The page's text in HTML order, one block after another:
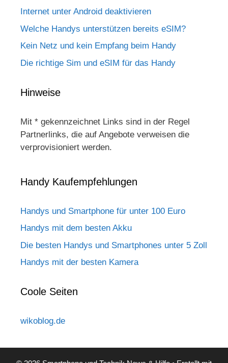
Internet unter Android deaktivieren
Welche Handys unterstützen bereits eSIM?
Kein Netz und kein Empfang beim Handy
Die richtige Sim und eSIM für das Handy
Hinweise
Mit * gekennzeichnet Links sind in der Regel
Partnerlinks, die auf Angebote verweisen die
verprovisioniert werden.
Handy Kaufempfehlungen
Handys und Smartphone für unter 100 Euro
Handys mit dem besten Akku
Die besten Handys und Smartphones unter 5 Zoll
Handys mit der besten Kamera
Coole Seiten
wikoblog.de